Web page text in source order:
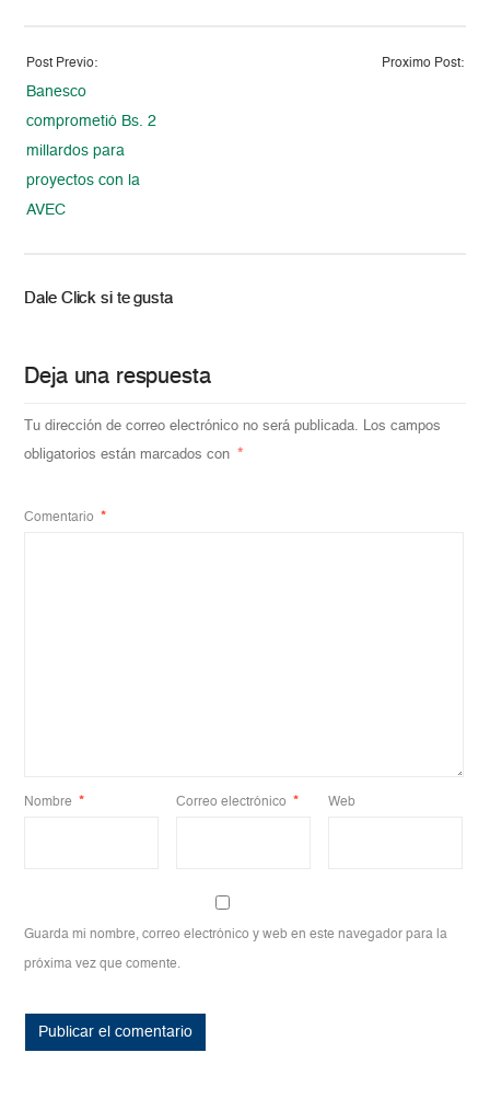
Post Previo:
Banesco
comprometió Bs. 2
millardos para
proyectos con la
AVEC
Proximo Post:
Dale Click si te gusta
Deja una respuesta
Tu dirección de correo electrónico no será publicada. Los campos
obligatorios están marcados con *
Comentario *
Nombre * Correo electrónico * Web
Guarda mi nombre, correo electrónico y web en este navegador para la
próxima vez que comente.